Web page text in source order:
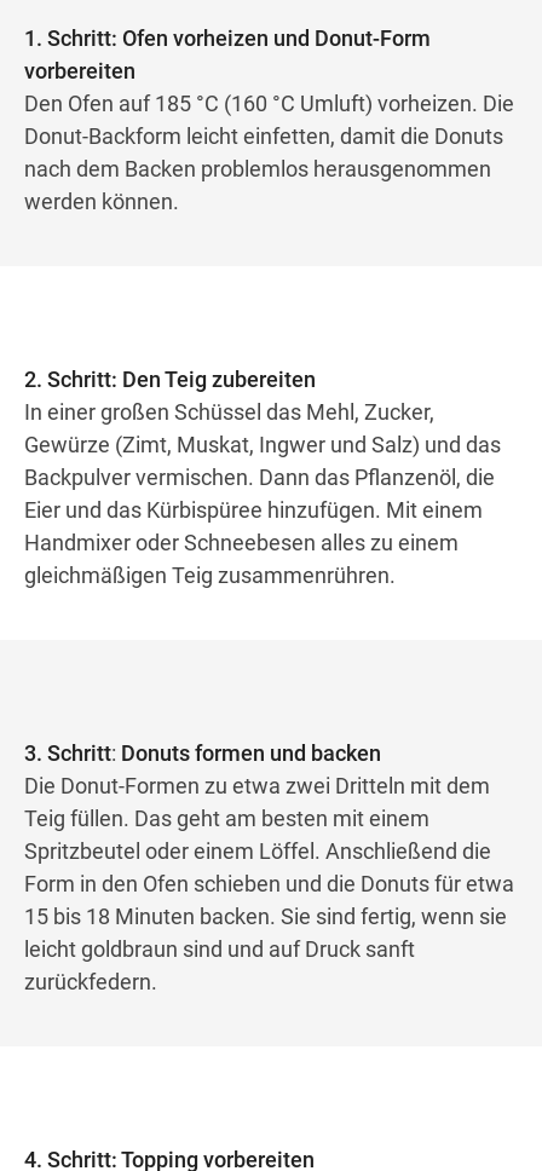
1. Schritt: Ofen vorheizen und Donut-Form
vorbereiten
Den Ofen auf 185 °C (160 °C Umluft) vorheizen. Die
Donut-Backform leicht einfetten, damit die Donuts
nach dem Backen problemlos herausgenommen
werden können.
2. Schritt: Den Teig zubereiten
In einer großen Schüssel das Mehl, Zucker,
Gewürze (Zimt, Muskat, Ingwer und Salz) und das
Backpulver vermischen. Dann das Pflanzenöl, die
Eier und das Kürbispüree hinzufügen. Mit einem
Handmixer oder Schneebesen alles zu einem
gleichmäßigen Teig zusammenrühren.
3. Schritt: Donuts formen und backen
Die Donut-Formen zu etwa zwei Dritteln mit dem
Teig füllen. Das geht am besten mit einem
Spritzbeutel oder einem Löffel. Anschließend die
Form in den Ofen schieben und die Donuts für etwa
15 bis 18 Minuten backen. Sie sind fertig, wenn sie
leicht goldbraun sind und auf Druck sanft
zurückfedern.
4. Schritt: Topping vorbereiten